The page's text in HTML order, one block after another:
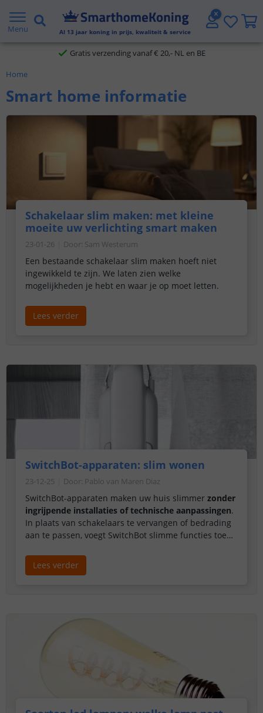
Menu Al 13 jaar koning in prijs, kwaliteit & service
2 jaar garantie
Gratis verzending vanaf € 20,- NL en BE
Home
Smart home informatie
Schakelaar slim maken: met kleine
moeite uw verlichting smart maken
23-01-26 Door: Sam Westerum
Een bestaande schakelaar slim maken hoeft niet
ingewikkeld te zijn. We laten zien welke
mogelijkheden je hebt en waar je op moet letten.
Lees verder
SwitchBot-apparaten: slim wonen
23-12-25 Door: Pablo van Maren Diaz
SwitchBot-apparaten maken uw huis slimmer zonder
ingrijpende installaties of technische aanpassingen.
In plaats van schakelaars te vervangen of bedrading
aan te passen, voegt SwitchBot slimme functies toe
jaloezieën tot schakelaars, sensoren en deursloten:
SwitchBot richt zich op eenvoud, flexibiliteit en
met een hub voor bediening op afstand,
automatiseringen en integratie met platformen zoals
Apple Home, Google Home en Amazon Alexa.
Hierdoor is SwitchBot ideaal voor zowel beginners als
gebruikers die hun smart home stap voor stap willen
In deze blog lichten we een aantal
populaire SwitchBot-producten toe die perfect zijn
Lees verder